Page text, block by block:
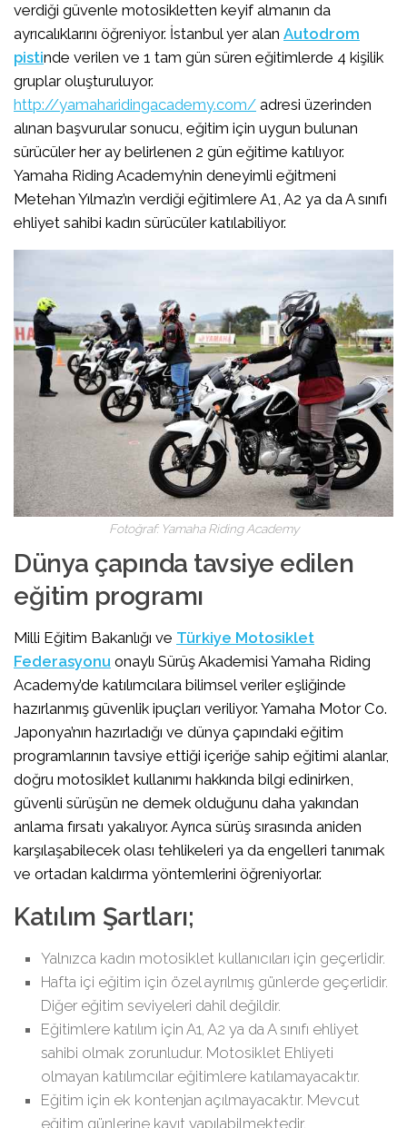
verdiği güvenle motosikletten keyif almanın da
ayrıcalıklarını öğreniyor. İstanbul yer alan Autodrom
pistinde verilen ve 1 tam gün süren eğitimlerde 4 kişilik
gruplar oluşturuluyor.
http://yamaharidingacademy.com/ adresi üzerinden
alınan başvurular sonucu, eğitim için uygun bulunan
sürücüler her ay belirlenen 2 gün eğitime katılıyor.
Yamaha Riding Academy’nin deneyimli eğitmeni
Metehan Yılmaz’ın verdiği eğitimlere A1, A2 ya da A sınıfı
ehliyet sahibi kadın sürücüler katılabiliyor.
Fotoğraf: Yamaha Riding Academy
Dünya çapında tavsiye edilen
eğitim programı
Milli Eğitim Bakanlığı ve Türkiye Motosiklet
Federasyonu onaylı Sürüş Akademisi Yamaha Riding
Academy’de katılımcılara bilimsel veriler eşliğinde
hazırlanmış güvenlik ipuçları veriliyor. Yamaha Motor Co.
Japonya’nın hazırladığı ve dünya çapındaki eğitim
programlarının tavsiye ettiği içeriğe sahip eğitimi alanlar,
doğru motosiklet kullanımı hakkında bilgi edinirken,
güvenli sürüşün ne demek olduğunu daha yakından
anlama fırsatı yakalıyor. Ayrıca sürüş sırasında aniden
karşılaşabilecek olası tehlikeleri ya da engelleri tanımak
ve ortadan kaldırma yöntemlerini öğreniyorlar.
Katılım Şartları;
Yalnızca kadın motosiklet kullanıcıları için geçerlidir.
Hafta içi eğitim için özel ayrılmış günlerde geçerlidir.
Diğer eğitim seviyeleri dahil değildir.
Eğitimlere katılım için A1, A2 ya da A sınıfı ehliyet
sahibi olmak zorunludur. Motosiklet Ehliyeti
olmayan katılımcılar eğitimlere katılamayacaktır.
Eğitim için ek kontenjan açılmayacaktır. Mevcut
eğitim günlerine kayıt yapılabilmektedir.